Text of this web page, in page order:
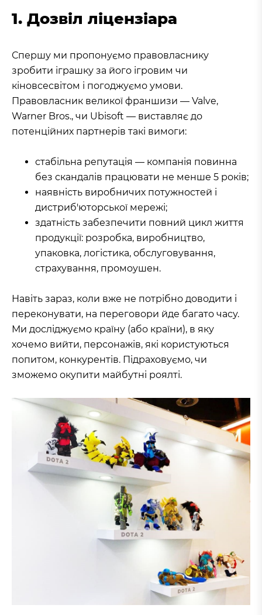
1. Дозвіл ліцензіара
Спершу ми пропонуємо правовласнику
зробити іграшку за його ігровим чи
кіновсесвітом і погоджуємо умови.
Правовласник великої франшизи — Valve,
Warner Bros., чи Ubisoft — виставляє до
потенційних партнерів такі вимоги:
стабільна репутація — компанія повинна
без скандалів працювати не менше 5 років;
наявність виробничих потужностей і
дистриб'юторської мережі;
здатність забезпечити повний цикл життя
продукції: розробка, виробництво,
упаковка, логістика, обслуговування,
страхування, промоушен.
Навіть зараз, коли вже не потрібно доводити і
переконувати, на переговори йде багато часу.
Ми досліджуємо країну (або країни), в яку
хочемо вийти, персонажів, які користуються
попитом, конкурентів. Підраховуємо, чи
зможемо окупити майбутні роялті.